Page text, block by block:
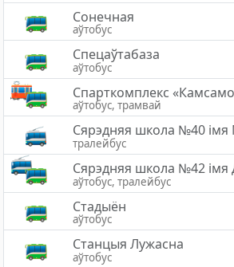
Сонечная
аўтобус
Спецаўтабаза
аўтобус
Спарткомплекс
аўтобус, трамвай
Сярэдняя школа №40
тралейбус
Сярэдняя школа №42 імя
аўтобус, тралейбус
Стадыён
аўтобус
Станцыя Лужасна
аўтобус